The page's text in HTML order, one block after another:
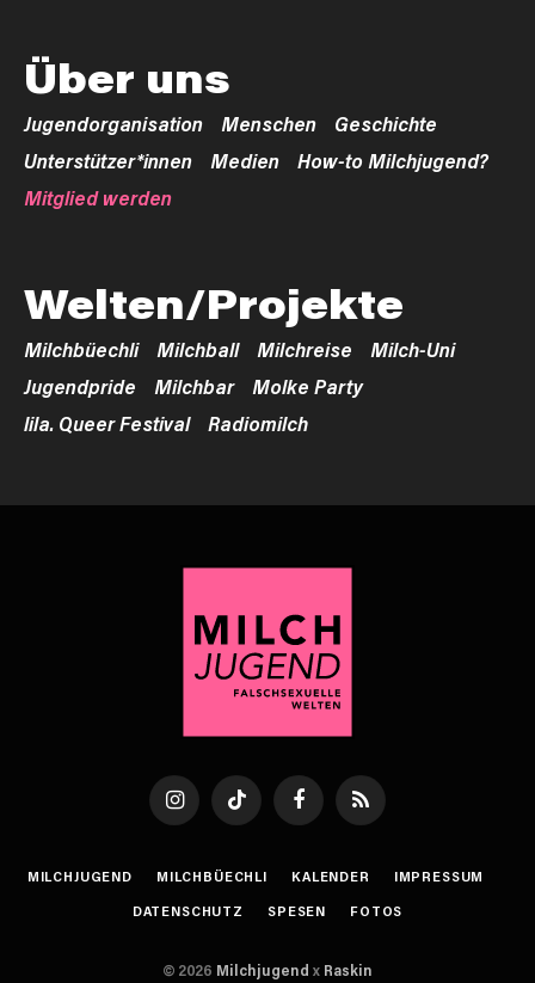
Über uns
Jugendorganisation Menschen
Geschichte
Unterstützer*innen
Medien
How-to Milchjugend?
Mitglied werden
Welten/Projekte
Milchbüechli Milchball Milchreise
Milch-Uni
Jugendpride
Milchbar
Molke Party
lila. Queer Festival
Radiomilch
InstagramTikTok FacebookRSS
MILCHJUGEND MILCHBÜECHLI KALENDER
IMPRESSUM
DATENSCHUTZ
SPESEN FOTOS
© 2026 Milchjugend x Raskin